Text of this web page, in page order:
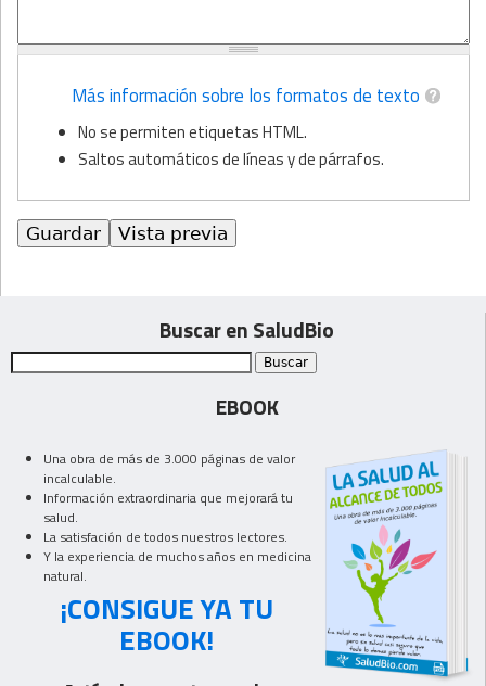
Más información sobre los formatos de texto
No se permiten etiquetas HTML.
Saltos automáticos de líneas y de párrafos.
Buscar en SaludBio
EBOOK
Una obra de más de 3.000 páginas de valor
incalculable.
Información extraordinaria que mejorará tu
salud.
La satisfación de todos nuestros lectores.
Y la experiencia de muchos años en medicina
natural.
¡CONSIGUE YA TU
EBOOK!